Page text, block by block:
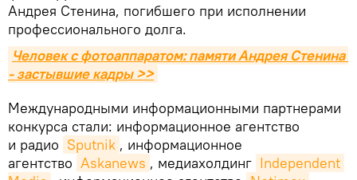
Андрея Стенина, погибшего при исполнении
профессионального долга.
Человек с фотоаппаратом: памяти Андрея Стенина
- застывшие кадры >>
Международными информационными партнерами
конкурса стали: информационное агентство
и радио Sputnik , информационное
агентство Askanews , медиахолдинг Independent